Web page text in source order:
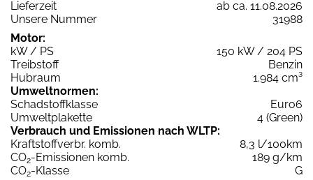
Lieferzeit
ab ca. 11.08.2026
Unsere Nummer
31988
Motor:
kW / PS
150 kW / 204 PS
Treibstoff
Benzin
Hubraum
1.984 cm³
Umweltnormen:
Schadstoffklasse
Euro6
Umweltplakette
4 (Green)
Verbrauch und Emissionen nach WLTP:
Kraftstoffverbr. komb.
8,3 l/100km
CO2-Emissionen komb.
189 g/km
CO2-Klasse
G